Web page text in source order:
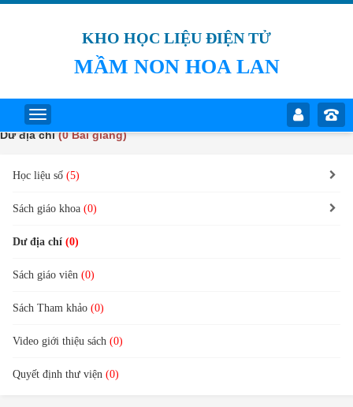
KHO HỌC LIỆU ĐIỆN TỬ
MẦM NON HOA LAN
Dư địa chí(0 Bài giảng)
Học liệu số (5)
Sách giáo khoa (0)
Dư địa chí (0)
Sách giáo viên (0)
Sách Tham khảo (0)
Video giới thiệu sách (0)
Quyết định thư viện (0)